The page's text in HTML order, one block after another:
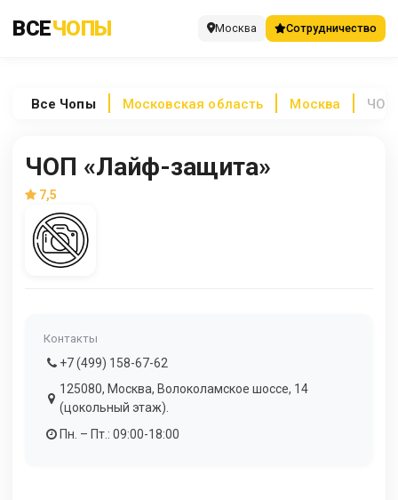
ВСЕЧОПЫ Москва Сотрудничество
Все Чопы Московская область Москва ЧОП
ЧОП «Лайф-защита»
7,5
Контакты
+7 (499) 158-67-62
125080, Москва, Волоколамское шоссе, 14
(цокольный этаж).
Пн. – Пт.: 09:00-18:00